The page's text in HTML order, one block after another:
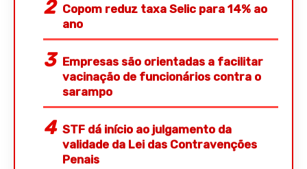
Copom reduz taxa Selic para 14% ao
ano
Empresas são orientadas a facilitar
vacinação de funcionários contra o
sarampo
STF dá início ao julgamento da
validade da Lei das Contravenções
Penais